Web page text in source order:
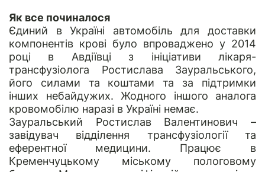
Як все починалося
Єдиний в Україні автомобіль для доставки
компонентів крові було впроваджено у 2014
році в Авдіївці з ініціативи лікаря-
трансфузіолога Ростислава Зауральського,
його силами та коштами та за підтримки
інших небайдужих. Жодного іншого аналога
кровомобілю наразі в Україні немає.
Зауральський Ростислав Валентинович –
завідувач відділення трансфузіології та
еферентної медицини. Працює в
Кременчуцькому міському пологовому